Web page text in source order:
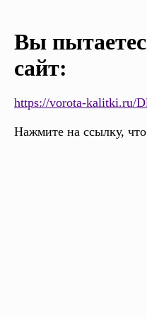
Вы
сайт:
https://vorota-kalitki.ru/
Нажмите на ссылку,